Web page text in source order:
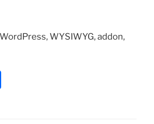
WYSIWYG, addon,